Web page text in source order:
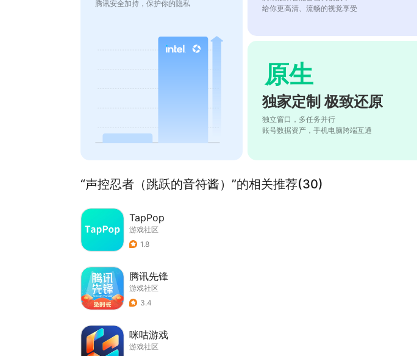
腾讯安全加持，保护你的隐私
给你更高清、流畅的视觉享受
原生
独家定制 极致还原
独立窗口，多任务并行
账号数据资产，手机电脑跨端互通
“声控忍者（跳跃的音符酱）”的相关推荐(30)
TapPop
游戏社区
1.8
腾讯先锋
游戏社区
3.4
咪咕游戏
游戏社区